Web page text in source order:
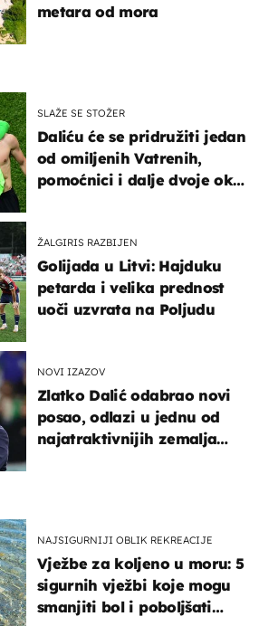
NAJSIGURNIJI OBLIK REKREACIJE
Vježbe za koljeno u moru: 5
sigurnih vježbi koje mogu
smanjiti bol i poboljšati
SLAŽE SE STOŽER
Daliću će se pridružiti jedan
od omiljenih Vatrenih,
pomoćnici i dalje dvoje oko
ŽALGIRIS RAZBIJEN
Golijada u Litvi: Hajduku
petarda i velika prednost
uoči uzvrata na Poljudu
NOVI IZAZOV
Zlatko Dalić odabrao novi
posao, odlazi u jednu od
najatraktivnijih zemalja
metara od mora